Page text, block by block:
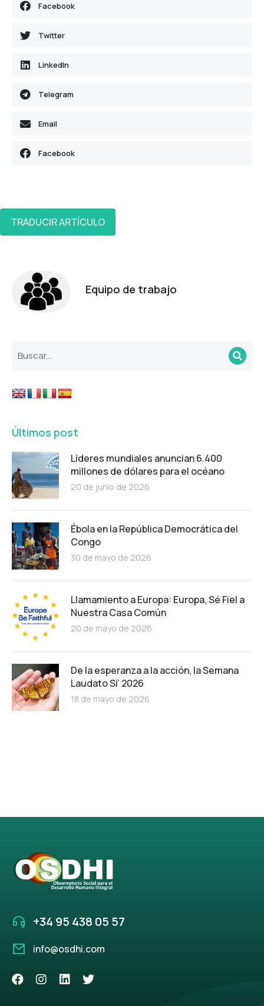
Facebook
Twitter
LinkedIn
Telegram
Email
Facebook
TRADUCIR ARTÍCULO
Equipo de trabajo
Últimos post
Líderes mundiales anuncian 6.400
millones de dólares para el océano
20 de junio de 2026
Ébola en la República Democrática del
Congo
30 de mayo de 2026
Llamamiento a Europa: Europa, Sé Fiel a
Nuestra Casa Común
20 de mayo de 2026
De la esperanza a la acción, la Semana
Laudato Si’ 2026
18 de mayo de 2026
+34 95 438 05 57
info@osdhi.com